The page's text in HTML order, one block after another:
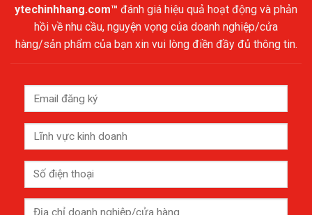
ytechinhhang.com™ đánh giá hiệu quả hoạt động và phản
hồi về nhu cầu, nguyện vọng của doanh nghiệp/cửa
hàng/sản phẩm của bạn xin vui lòng điền đầy đủ thông tin.